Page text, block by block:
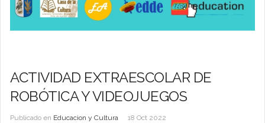
ACTIVIDAD EXTRAESCOLAR DE
ROBÓTICA Y VIDEOJUEGOS
Publicado en Educacion y Cultura 18 Oct 2022